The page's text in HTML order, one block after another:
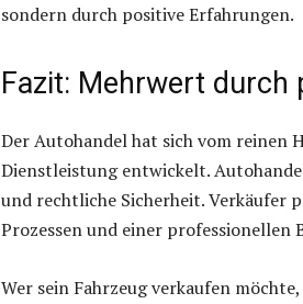
sondern durch positive Erfahrungen.
Fazit: Mehrwert durch
Der Autohandel hat sich vom reinen
Dienstleistung entwickelt.
und rechtliche Sicherheit.
Prozessen und einer professionellen
Wer sein Fahrzeug verkaufen